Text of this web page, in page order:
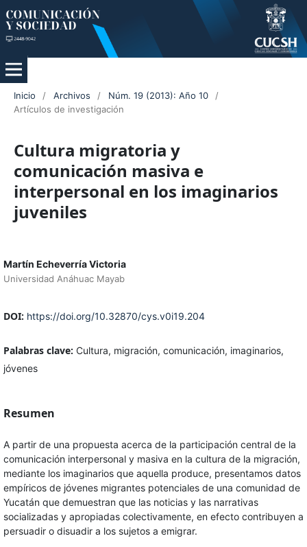
Inicio / Archivos / Núm. 19 (2013): Año 10
/
Artículos de investigación
Cultura migratoria y
comunicación masiva e
interpersonal en los imaginarios
juveniles
Martín Echeverría Victoria
Universidad Anáhuac Mayab
DOI: https://doi.org/10.32870/cys.v0i19.204
Palabras clave: Cultura, migración, comunicación, imaginarios,
jóvenes
Resumen
A partir de una propuesta acerca de la participación central de la
comunicación interpersonal y masiva en la cultura de la migración,
mediante los imaginarios que aquella produce, presentamos datos
empíricos de jóvenes migrantes potenciales de una comunidad de
Yucatán que demuestran que las noticias y las narrativas
socializadas y apropiadas colectivamente, en efecto contribuyen a
persuadir o disuadir a los sujetos a emigrar.